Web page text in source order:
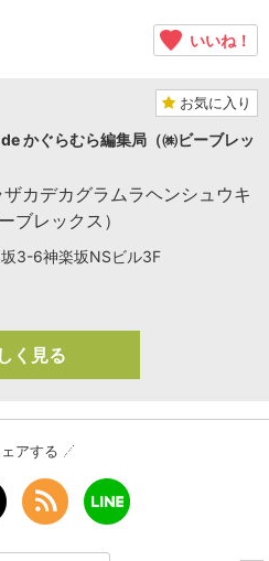
いいね！
お気に入り
かぐらむら編集局（㈱ビーブレッ
ザカデカグラムラヘンシュウキ
ブレックス）
3-6神楽坂NSビル3F
く見る
アする